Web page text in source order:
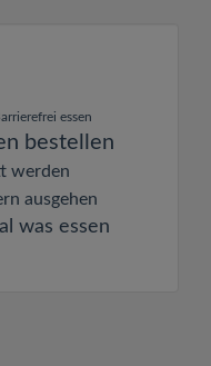
essen
bestellen
werden
ausgehen
was essen